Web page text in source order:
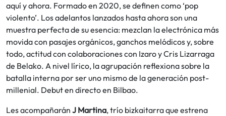
aquí y ahora. Formado en 2020, se definen como ‘pop
violento’. Los adelantos lanzados hasta ahora son una
muestra perfecta de su esencia: mezclan la electrónica más
movida con pasajes orgánicos, ganchos melódicos y, sobre
todo, actitud con colaboraciones con Izaro y Cris Lizarraga
de Belako. A nivel lírico, la agrupación reflexiona sobre la
batalla interna por ser uno mismo de la generación post-
millenial. Debut en directo en Bilbao.
Les acompañarán J Martina, trío bizkaitarra que estrena